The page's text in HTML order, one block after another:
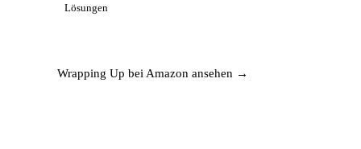
Lösungen
Wrapping Up bei Amazon ansehen →